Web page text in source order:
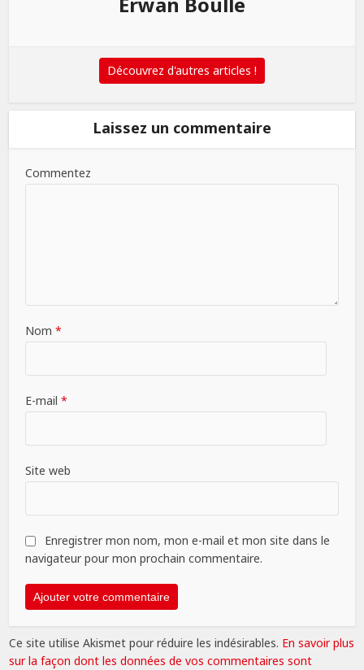
Découvrez d'autres articles !
Laissez un commentaire
Commentez
Nom*
E-mail*
Site web
Enregistrer mon nom, mon e-mail et mon site dans le
navigateur pour mon prochain commentaire.
Ce site utilise Akismet pour réduire les indésirables. En savoir plus
sur la façon dont les données de vos commentaires sont